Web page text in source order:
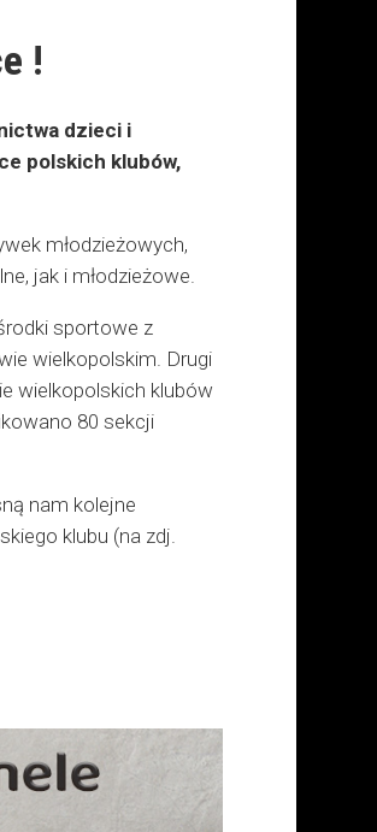
!
dzieci i
polskich klubów,
młodzieżowych,
jak i młodzieżowe.
sportowe z
wielkopolskim. Drugi
wielkopolskich klubów
80 sekcji
nam kolejne
klubu (na zdj.